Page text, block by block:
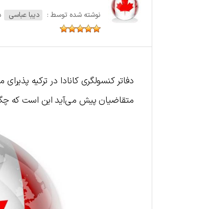
نوشته شده توسط : دیبا عباسی
دفاتر کنسولگری کانادا در ترکیه
متقاضیان پیش می‌آید این است که